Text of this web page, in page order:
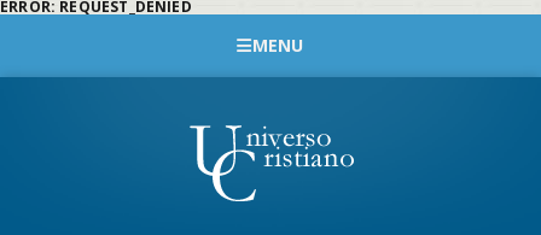
ERROR: REQUEST_DENIED
MENU